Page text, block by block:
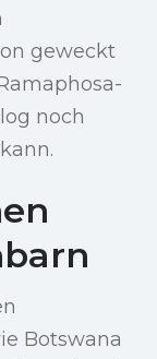
geweckt
noch
Botswana